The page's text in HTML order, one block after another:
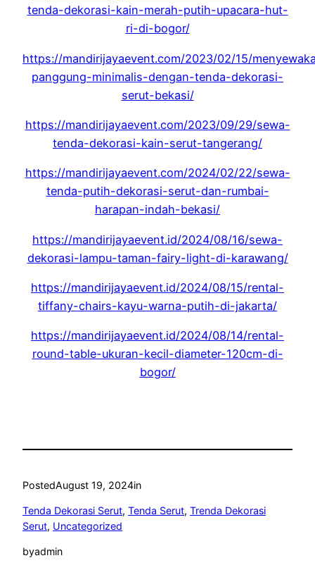
tenda-dekorasi-kain-merah-putih-upacara-hut-
ri-di-bogor/
https://mandirijayaevent.com/2023/02/15/
panggung-minimalis-dengan-tenda-dekorasi-
serut-bekasi/
https://mandirijayaevent.com/2023/09/29/sewa-
tenda-dekorasi-kain-serut-tangerang/
https://mandirijayaevent.com/2024/02/22/sewa-
tenda-putih-dekorasi-serut-dan-rumbai-
harapan-indah-bekasi/
https://mandirijayaevent.id/2024/08/16/sewa-
dekorasi-lampu-taman-fairy-light-di-karawang/
https://mandirijayaevent.id/2024/08/15/rental-
tiffany-chairs-kayu-warna-putih-di-jakarta/
https://mandirijayaevent.id/2024/08/14/rental-
round-table-ukuran-kecil-diameter-120cm-di-
bogor/
PostedAugust 19, 2024in
Tenda Dekorasi Serut, Tenda Serut, Trenda Dekorasi
Serut, Uncategorized
byadmin